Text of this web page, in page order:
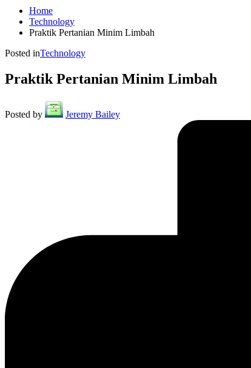
Home
Technology
Praktik Pertanian Minim Limbah
Posted inTechnology
Praktik Pertanian Minim Limbah
Posted by Jeremy Bailey